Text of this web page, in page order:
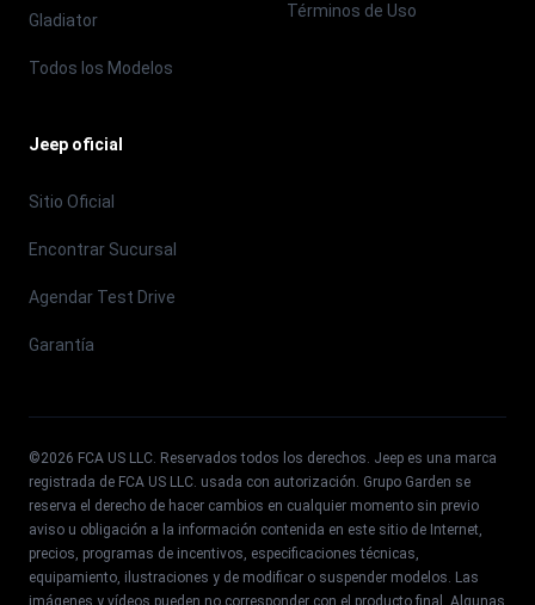
Gladiator
Todos los Modelos
Jeep oficial
Sitio Oficial
Encontrar Sucursal
Agendar Test Drive
Garantía
Términos de Uso
©2026 FCA US LLC. Reservados todos los derechos. Jeep es una marca
registrada de FCA US LLC. usada con autorización. Grupo Garden se
reserva el derecho de hacer cambios en cualquier momento sin previo
aviso u obligación a la información contenida en este sitio de Internet,
precios, programas de incentivos, especificaciones técnicas,
equipamiento, ilustraciones y de modificar o suspender modelos. Las
imágenes y vídeos pueden no corresponder con el producto final. Algunas